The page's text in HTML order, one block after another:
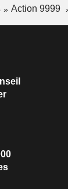
Action 9999